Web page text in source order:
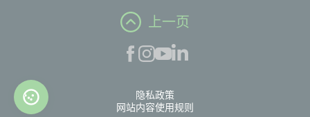
上一页
隐私政策
网站内容使用规则